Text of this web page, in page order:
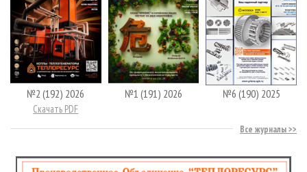
№2 (192) 2026
Скачать PDF
№1 (191) 2026 №6 (190) 2025
Все журналы